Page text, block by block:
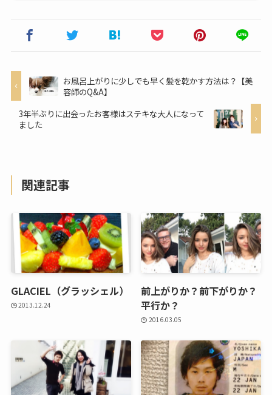
お風呂上がりに少しでも早く髪を乾かす方法は？【美
容師のQ&A】
3年半ぶりに出会ったお客様はステキな大人になって
ました
関連記事
GLACIEL（グラッシェル）
2013.12.24
前上がりか？前下がりか？
平行か？
2016.03.05